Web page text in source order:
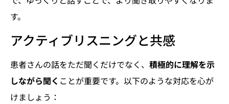
す。
アクティブリスニングと共感
患者さんの話をただ聞くだけでなく、 積極的に理解を示
しながら聞く ことが重要です。以下のような対応を心が
けましょう：